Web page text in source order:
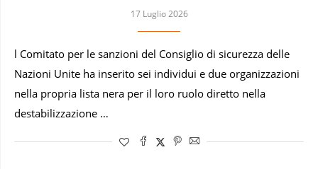
17 Luglio 2026
l Comitato per le sanzioni del Consiglio di sicurezza delle
Nazioni Unite ha inserito sei individui e due organizzazioni
nella propria lista nera per il loro ruolo diretto nella
destabilizzazione …